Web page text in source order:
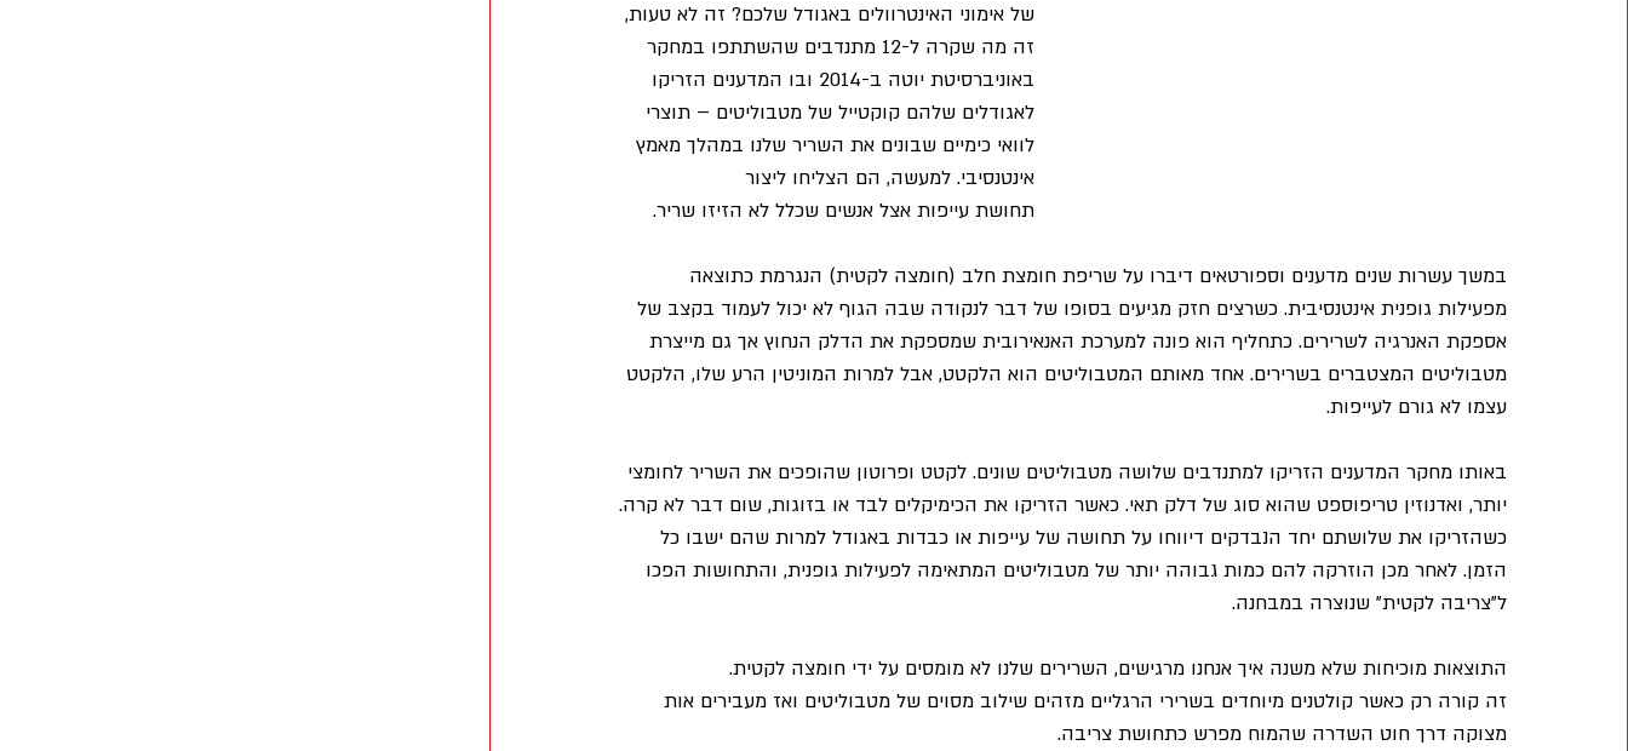
של אימוני האינטרוולים באגודל שלכם? זה לא טעות,
זה מה שקרה ל-12 מתנדבים שהשתתפו במחקר
באוניברסיטת יוטה ב-2014 ובו המדענים הזריקו
לאגודלים שלהם קוקטייל של מטבוליטים – תוצרי
לוואי כימיים שבונים את השריר שלנו במהלך מאמץ
אינטנסיבי. למעשה, הם הצליחו ליצור
תחושת עייפות אצל אנשים שכלל לא הזיזו שריר.
במשך עשרות שנים מדענים וספורטאים דיברו על שריפת חומצת חלב (חומצה לקטית) הנגרמת כתוצאה
מפעילות גופנית אינטנסיבית. כשרצים חזק מגיעים בסופו של דבר לנקודה שבה הגוף לא יכול לעמוד בקצב של
אספקת האנרגיה לשרירים. כתחליף הוא פונה למערכת האנאירובית שמספקת את הדלק הנחוץ אך גם מייצרת
מטבוליטים המצטברים בשרירים. אחד מאותם המטבוליטים הוא הלקטט, אבל למרות המוניטין הרע שלו, הלקטט
עצמו לא גורם לעייפות.
באותו מחקר המדענים הזריקו למתנדבים שלושה מטבוליטים שונים. לקטט ופרוטון שהופכים את השריר לחומצי
יותר, ואדנוזין טריפוספט שהוא סוג של דלק תאי. כאשר הזריקו את הכימיקלים לבד או בזוגות, שום דבר לא קרה.
כשהזריקו את שלושתם יחד הנבדקים דיווחו על תחושה של עייפות או כבדות באגודל למרות שהם ישבו כל
הזמן. לאחר מכן הוזרקה להם כמות גבוהה יותר של מטבוליטים המתאימה לפעילות גופנית, והתחושות הפכו
ל"צריבה לקטית" שנוצרה במבחנה.
התוצאות מוכיחות שלא משנה איך אנחנו מרגישים, השרירים שלנו לא מומסים על ידי חומצה לקטית.
זה קורה רק כאשר קולטנים מיוחדים בשרירי הרגליים מזהים שילוב מסוים של מטבוליטים ואז מעבירים אות
מצוקה דרך חוט השדרה שהמוח מפרש כתחושת צריבה.